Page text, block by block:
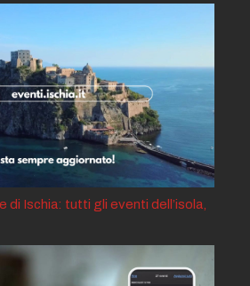
di Ischia: tutti gli eventi dell’isola,